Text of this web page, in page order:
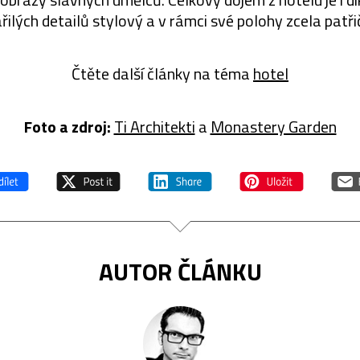
detailů stylový a v rámci své polohy zcela
Čtěte další články na témahotel
Foto a zdroj:Ti Architektia Monastery Garden
AUTOR ČLÁNKU